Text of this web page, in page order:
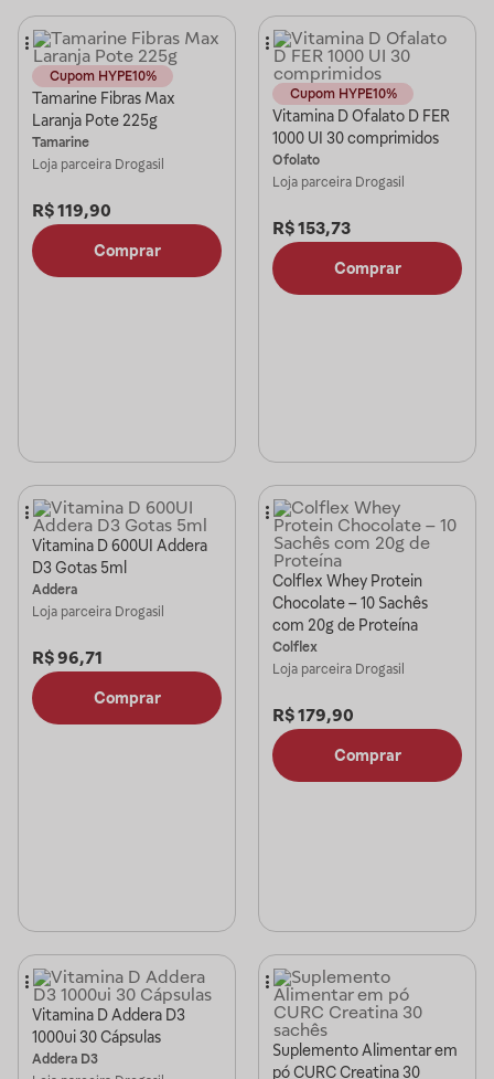
Cupom HYPE10%
Tamarine Fibras Max
Laranja Pote 225g
Tamarine
Loja parceira Drogasil
R$119,90
Comprar
Cupom HYPE10%
Vitamina D Ofalato D FER
1000 UI 30 comprimidos
Ofolato
Loja parceira Drogasil
R$153,73
Comprar
Vitamina D 600UI Addera
D3 Gotas 5ml
Addera
Loja parceira Drogasil
R$96,71
Comprar
Colflex Whey Protein
Chocolate – 10 Sachês
com 20g de Proteína
Colflex
Loja parceira Drogasil
R$179,90
Comprar
Vitamina D Addera D3
1000ui 30 Cápsulas
Addera D3
Suplemento Alimentar em
pó CURC Creatina 30